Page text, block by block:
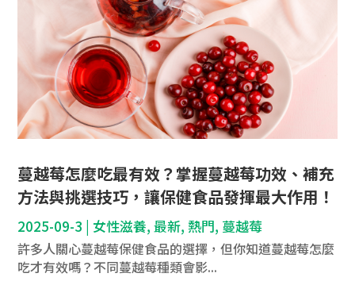
蔓越莓怎麼吃最有效？掌握蔓越莓功效、補充
方法與挑選技巧，讓保健食品發揮最大作用！
2025-09-3 | 女性滋養,最新,熱門, 蔓越莓
許多人關心蔓越莓保健食品的選擇，但你知道蔓越莓怎麼
吃才有效嗎？不同蔓越莓種類會影...